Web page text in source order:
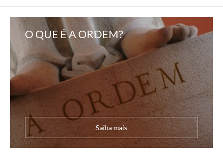
O QUE É A ORDEM?
Saiba mais